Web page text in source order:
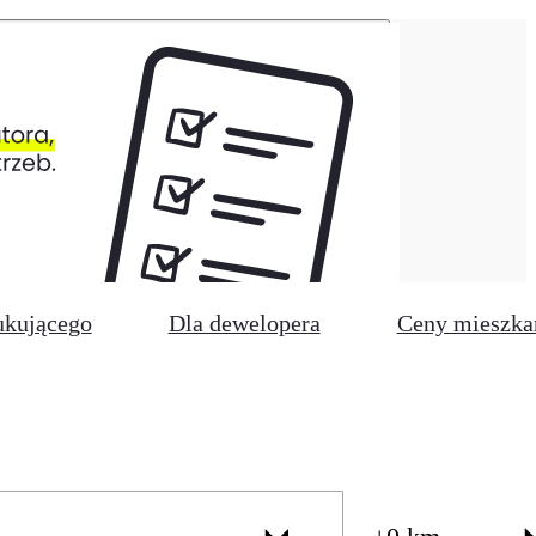
Dla dewelopera Ceny